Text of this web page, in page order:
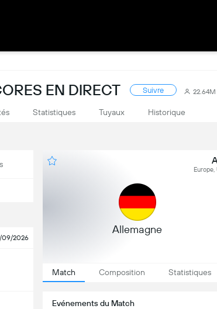
EN DIRECT Suivre 22.64M
Statistiques Tuyaux Historique
09/2026
Allemagne
Match Composition Statistiques
Evénements du Match